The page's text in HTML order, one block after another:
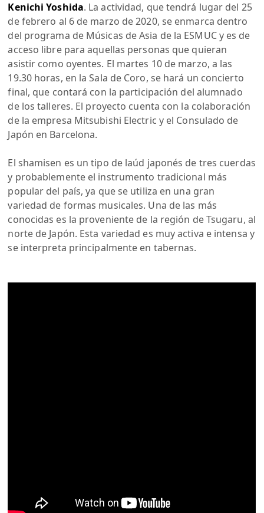
Kenichi Yoshida. La actividad, que tendrá lugar del 25
de febrero al 6 de marzo de 2020, se enmarca dentro
del programa de Músicas de Asia de la ESMUC y es de
acceso libre para aquellas personas que quieran
asistir como oyentes. El martes 10 de marzo, a las
19.30 horas, en la Sala de Coro, se hará un concierto
final, que contará con la participación del alumnado
de los talleres. El proyecto cuenta con la colaboración
de la empresa Mitsubishi Electric y el Consulado de
Japón en Barcelona.
El shamisen es un tipo de laúd japonés de tres cuerdas
y probablemente el instrumento tradicional más
popular del país, ya que se utiliza en una gran
variedad de formas musicales. Una de las más
conocidas es la proveniente de la región de Tsugaru, al
norte de Japón. Esta variedad es muy activa e intensa y
se interpreta principalmente en tabernas.